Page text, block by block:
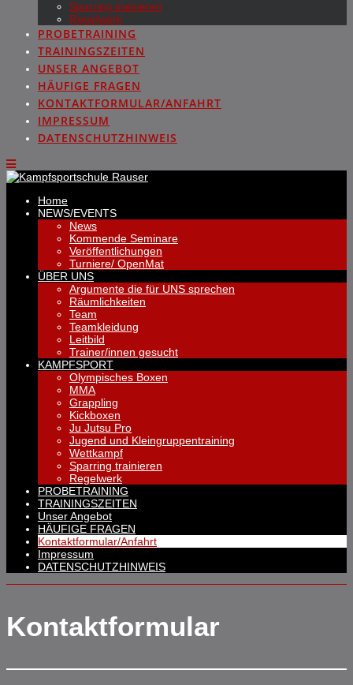
Sparring trainieren
Regelwerk
PROBETRAINING
TRAININGSZEITEN
UNSER ANGEBOT
HÄUFIGE FRAGEN
KONTAKTFORMULAR/ANFAHRT
IMPRESSUM
DATENSCHUTZHINWEIS
Home
NEWS/EVENTS
News
Kommende Seminare
Veröffentlichungen
Turniere/ OpenMat
ÜBER UNS
Argumente die für UNS sprechen
Räumlichkeiten
Team
Teamkleidung
Leitbild
Trainer/innen gesucht
KAMPFSPORT
Olympisches Boxen
MMA
Grappling
Kickboxen
Ju Jutsu Pro
Jugend und Kleingruppentraining
Wettkampf
Sparring trainieren
Regelwerk
PROBETRAINING
TRAININGSZEITEN
Unser Angebot
HÄUFIGE FRAGEN
Kontaktformular/Anfahrt
Impressum
DATENSCHUTZHINWEIS
Kontaktformular